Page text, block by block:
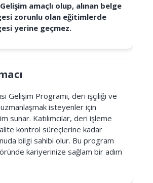
amaçlı olup, alınan belge
zorunlu olan eğitimlerde
yerine geçmez.
Gelişim Programı, deri işçiliği ve
isteyenler için
sunar. Katılımcılar, deri işleme
kontrol süreçlerine kadar
bilgi sahibi olur. Bu program
kariyerinize sağlam bir adım